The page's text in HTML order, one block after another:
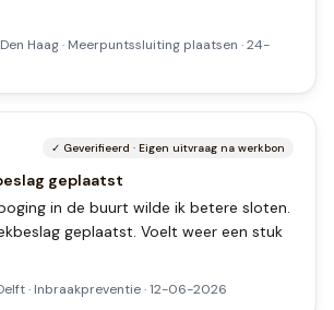
Den Haag· Meerpuntssluiting plaatsen ·24-
✓ Geverifieerd · Eigen uitvraag na werkbon
geplaatst
in de buurt wilde ik betere sloten.
geplaatst. Voelt weer een stuk
· Inbraakpreventie·12-06-2026